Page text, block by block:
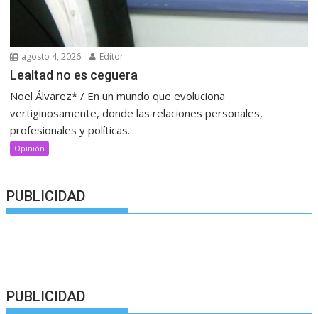
agosto 4, 2026 Editor
Lealtad no es ceguera
Noel Álvarez* / En un mundo que evoluciona
vertiginosamente, donde las relaciones personales,
profesionales y políticas...
Opinión
PUBLICIDAD
PUBLICIDAD